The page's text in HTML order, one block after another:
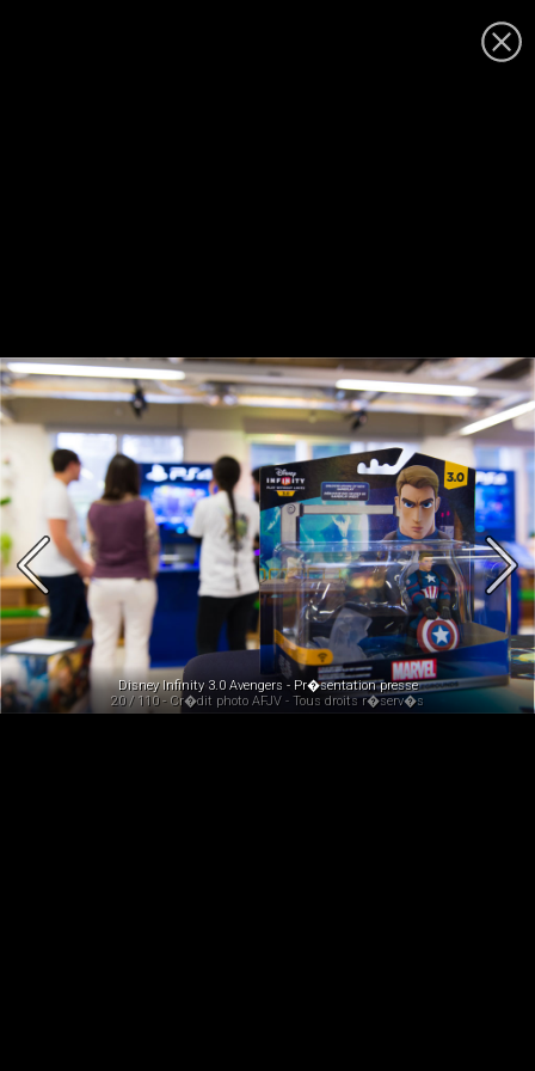
Disney Infinity 3.0 Avengers - Pr�sentation presse
20 / 110 - Cr�dit photo AFJV - Tous droits r�serv�s